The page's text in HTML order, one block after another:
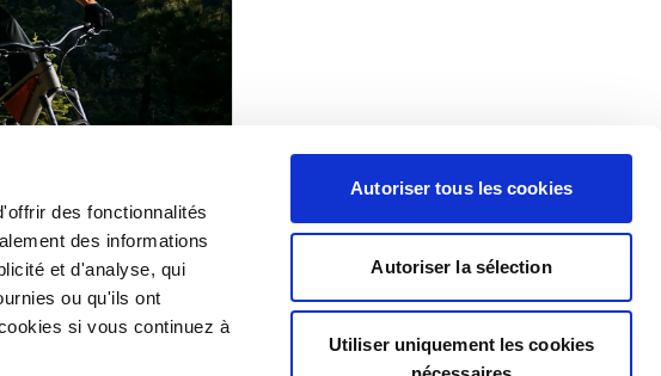
des fonctionnalités
des informations
et d'analyse, qui
ou qu'ils ont
si vous continuez à
Autoriser tous les cookies
Autoriser la sélection
Utiliser uniquement les cookies